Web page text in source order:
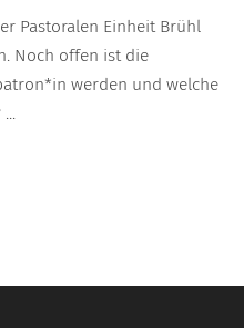
Pastoralen Einheit Brühl
Noch offen ist die
werden und welche